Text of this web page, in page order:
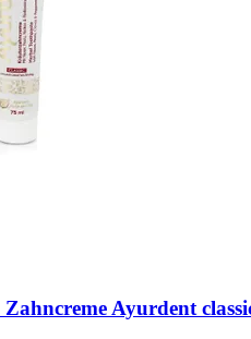
Zahncreme Ayurdent